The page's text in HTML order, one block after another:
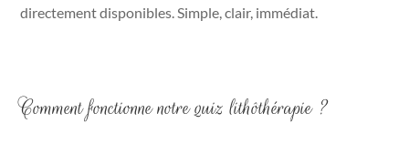
directement disponibles. Simple, clair, immédiat.
Comment fonctionne notre quiz lithôthérapie ?